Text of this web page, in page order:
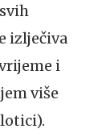
izlječiva
i
više